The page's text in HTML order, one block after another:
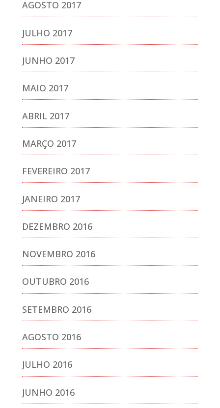
AGOSTO 2017
JULHO 2017
JUNHO 2017
MAIO 2017
ABRIL 2017
MARÇO 2017
FEVEREIRO 2017
JANEIRO 2017
DEZEMBRO 2016
NOVEMBRO 2016
OUTUBRO 2016
SETEMBRO 2016
AGOSTO 2016
JULHO 2016
JUNHO 2016